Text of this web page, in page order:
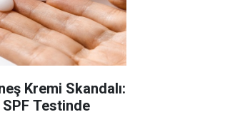
Kremi Skandalı:
Testinde